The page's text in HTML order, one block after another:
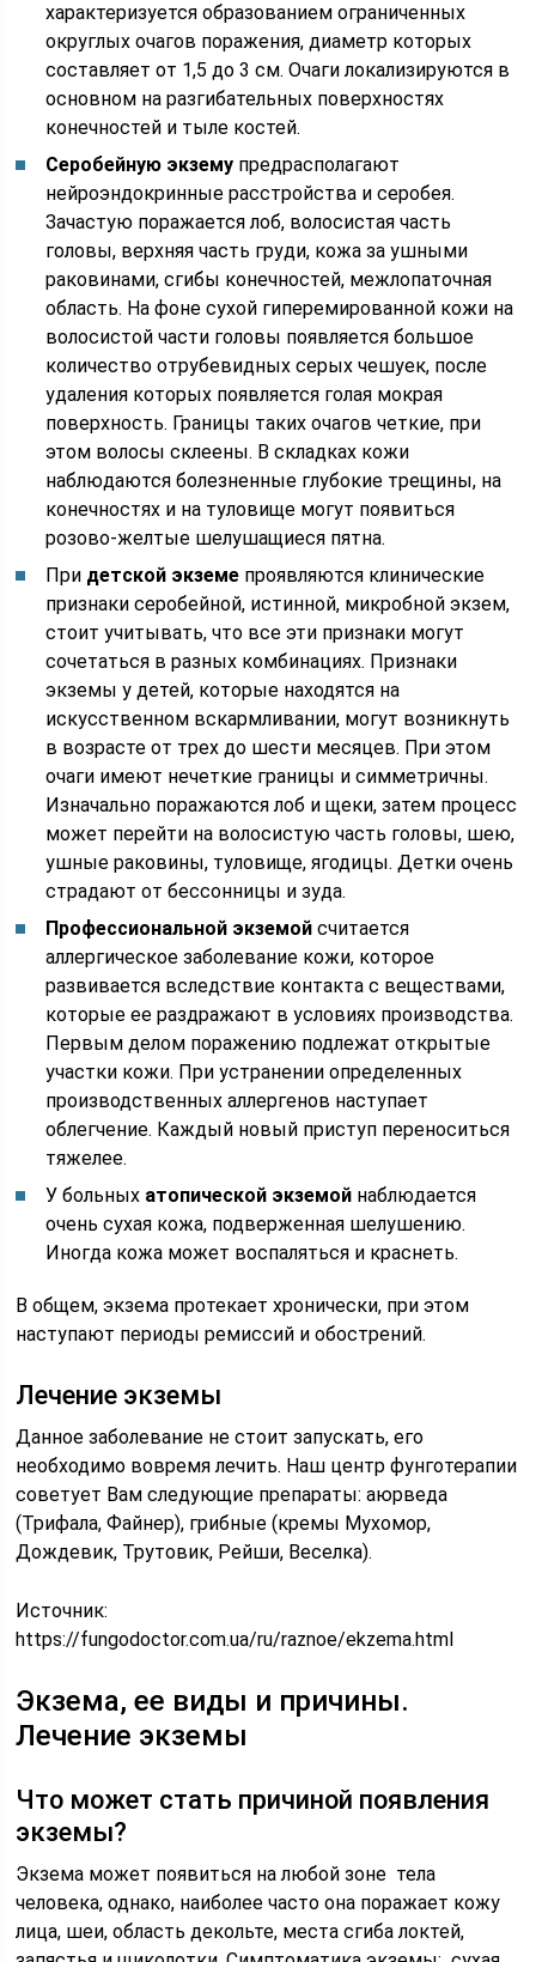
характеризуется образованием ограниченных
округлых очагов поражения, диаметр которых
составляет от 1,5 до 3 см. Очаги локализируются в
основном на разгибательных поверхностях
конечностей и тыле костей.
Серобейную экзему предрасполагают
нейроэндокринные расстройства и серобея.
Зачастую поражается лоб, волосистая часть
головы, верхняя часть груди, кожа за ушными
раковинами, сгибы конечностей, межлопаточная
область. На фоне сухой гиперемированной кожи на
волосистой части головы появляется большое
количество отрубевидных серых чешуек, после
удаления которых появляется голая мокрая
поверхность. Границы таких очагов четкие, при
этом волосы склеены. В складках кожи
наблюдаются болезненные глубокие трещины, на
конечностях и на туловище могут появиться
розово-желтые шелушащиеся пятна.
При детской экземе проявляются клинические
признаки серобейной, истинной, микробной экзем,
стоит учитывать, что все эти признаки могут
сочетаться в разных комбинациях. Признаки
экземы у детей, которые находятся на
искусственном вскармливании, могут возникнуть
в возрасте от трех до шести месяцев. При этом
очаги имеют нечеткие границы и симметричны.
Изначально поражаются лоб и щеки, затем процесс
может перейти на волосистую часть головы, шею,
ушные раковины, туловище, ягодицы. Детки очень
страдают от бессонницы и зуда.
Профессиональной экземой считается
аллергическое заболевание кожи, которое
развивается вследствие контакта с веществами,
которые ее раздражают в условиях производства.
Первым делом поражению подлежат открытые
участки кожи. При устранении определенных
производственных аллергенов наступает
облегчение. Каждый новый приступ переноситься
тяжелее.
У больных атопической экземой наблюдается
очень сухая кожа, подверженная шелушению.
Иногда кожа может воспаляться и краснеть.
В общем, экзема протекает хронически, при этом
наступают периоды ремиссий и обострений.
Лечение экземы
Данное заболевание не стоит запускать, его
необходимо вовремя лечить. Наш центр фунготерапии
советует Вам следующие препараты: аюрведа
(Трифала, Файнер), грибные (кремы Мухомор,
Дождевик, Трутовик, Рейши, Веселка).
Источник:
https://fungodoctor.com.ua/ru/raznoe/ekzema.html
Экзема, ее виды и причины.
Лечение экземы
Что может стать причиной появления
экземы?
Экзема может появиться на любой зоне тела
человека, однако, наиболее часто она поражает кожу
лица, шеи, область декольте, места сгиба локтей,